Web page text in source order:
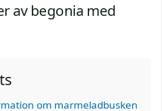
av begonia med
om marmeladbusken